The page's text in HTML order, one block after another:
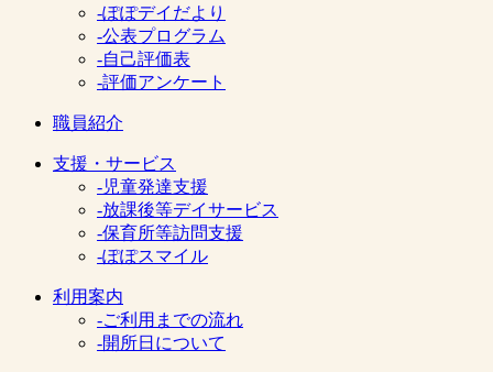
-ぽぽデイだより
-公表プログラム
-自己評価表
-評価アンケート
職員紹介
支援・サービス
-児童発達支援
-放課後等デイサービス
-保育所等訪問支援
-ぽぽスマイル
利用案内
-ご利用までの流れ
-開所日について